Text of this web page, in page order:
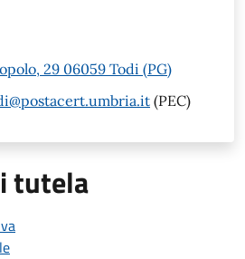
29 06059 Todi (PG)
(PEC)
tutela